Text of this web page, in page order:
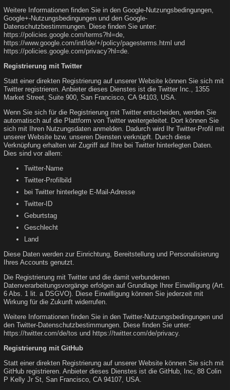
Weitere Informationen finden Sie in den Google-Nutzungsbedingungen,
Google+-Nutzungsbedingungen und den Google-
Datenschutzbestimmungen. Diese finden Sie unter:
https://policies.google.com/terms?hl=de,
https://www.google.com/intl/de/+/policy/pagesterms.html und
https://policies.google.com/privacy?hl=de.
Registrierung mit Twitter
Statt einer direkten Registrierung auf unserer Website können Sie sich mit
Twitter registrieren. Anbieter dieses Dienstes ist die Twitter Inc., 1355
Market Street, Suite 900, San Francisco, CA 94103, USA.
Wenn Sie sich für die Registrierung mit Twitter entscheiden, werden Sie
automatisch auf die Plattform von Twitter weitergeleitet. Dort können Sie
sich mit Ihren Nutzungsdaten anmelden. Dadurch wird Ihr Twitter-Profil mit
unserer Website bzw. unseren Diensten verknüpft. Durch diese
Verknüpfung erhalten wir Zugriff auf Ihre bei Twitter hinterlegten Daten.
Dies sind vor allem:
Twitter-Name
Twitter-Profilbild
bei Twitter hinterlegte E-Mail-Adresse
Twitter-ID
Geburtstag
Geschlecht
Land
Diese Daten werden zur Einrichtung, Bereitstellung und Personalisierung
Ihres Accounts genutzt.
Die Registrierung mit Twitter und die damit verbundenen
Datenverarbeitungsvorgänge erfolgen auf Grundlage Ihrer Einwilligung (Art.
6 Abs. 1 lit. a DSGVO). Diese Einwilligung können Sie jederzeit mit
Wirkung für die Zukunft widerrufen.
Weitere Informationen finden Sie in den Twitter-Nutzungsbedingungen und
den Twitter-Datenschutzbestimmungen. Diese finden Sie unter:
https://twitter.com/de/tos und https://twitter.com/de/privacy.
Registrierung mit GitHub
Statt einer direkten Registrierung auf unserer Website können Sie sich mit
GitHub registrieren. Anbieter dieses Dienstes ist die GitHub, Inc, 88 Colin
P Kelly Jr St, San Francisco, CA 94107, USA.